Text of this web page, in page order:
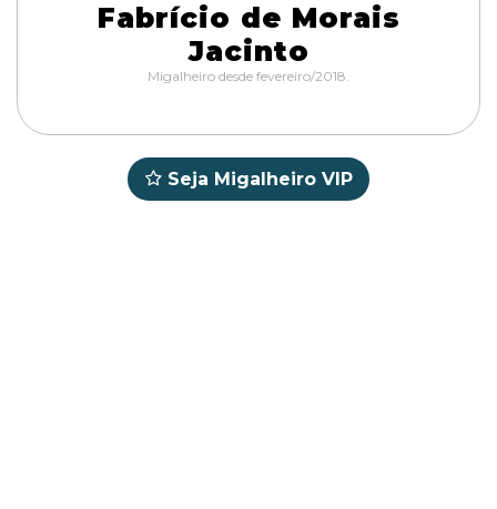
Fabrício de Morais
Jacinto
Migalheiro desde fevereiro/2018.
Seja Migalheiro VIP